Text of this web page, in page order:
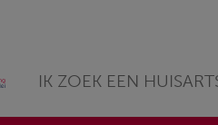
IK ZOEK EEN